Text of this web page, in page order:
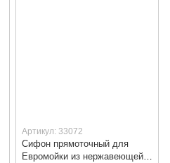
Артикул: 33072
Сифон прямоточный для
Евромойки из нержавеющей